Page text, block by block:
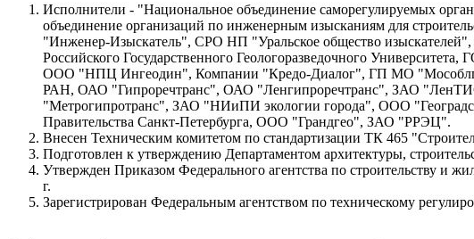
Исполнители - "Национальное объединение саморегулируемых
объединение организаций по инженерным изысканиям для
"Инженер-Изыскатель", СРО НП "Уральское общество
Российского Государственного Геологоразведочного
ООО "НПЦ Ингеодин", Компании "Кредо-Диалог", ГП МО
РАН, ОАО "Гипроречтранс", ОАО "Ленгипроречтранс", ЗАО
"Метрогипротранс", ЗАО "НИиПИ экологии города", ООО
Правительства Санкт-Петербурга, ООО "Грандгео", ЗАО "РРЭЦ".
Внесен Техническим комитетом по стандартизации ТК 465
Подготовлен к утверждению Департаментом архитектуры,
Утвержден Приказом Федерального агентства по строительству и
г.
Зарегистрирован Федеральным агентством по техническому